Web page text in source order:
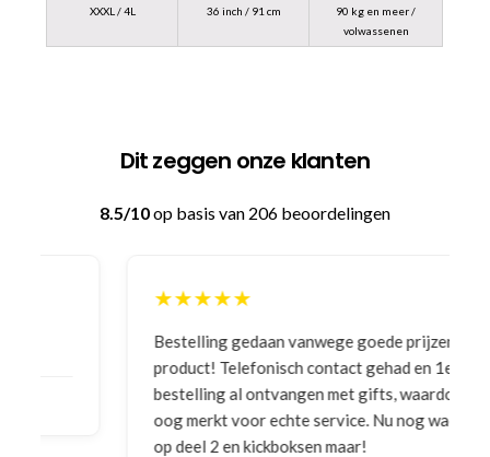
XXXL / 4L 36 inch / 91 cm
90 kg en meer /
volwassenen
Dit zeggen onze klanten
8.5/10op basis van 206 beoordelingen
★★★★★
Bestelling gedaan vanwege goede prijzen en
product! Telefonisch contact gehad en 1e deel
bestelling al ontvangen met gifts, waardoor je
oog merkt voor echte service. Nu nog wachten
op deel 2 en kickboksen maar!